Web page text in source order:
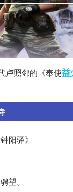
卢照邻的《奉使
阳驿》
望。